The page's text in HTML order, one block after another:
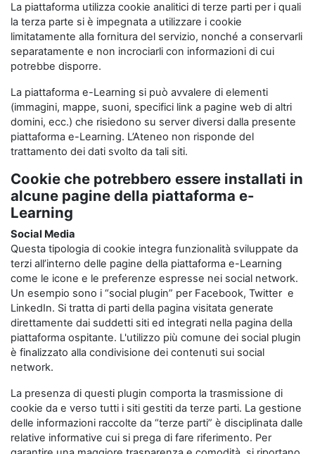
La piattaforma utilizza cookie analitici di terze parti per i quali
la terza parte si è impegnata a utilizzare i cookie
limitatamente alla fornitura del servizio, nonché a conservarli
separatamente e non incrociarli con informazioni di cui
potrebbe disporre.
La piattaforma e-Learning si può avvalere di elementi
(immagini, mappe, suoni, specifici link a pagine web di altri
domini, ecc.) che risiedono su server diversi dalla presente
piattaforma e-Learning. L’Ateneo non risponde del
trattamento dei dati svolto da tali siti.
Cookie che potrebbero essere installati in
alcune pagine della piattaforma e-
Learning
Social Media
Questa tipologia di cookie integra funzionalità sviluppate da
terzi all’interno delle pagine della piattaforma e-Learning
come le icone e le preferenze espresse nei social network.
Un esempio sono i “social plugin” per Facebook, Twitter e
LinkedIn. Si tratta di parti della pagina visitata generate
direttamente dai suddetti siti ed integrati nella pagina della
piattaforma ospitante. L'utilizzo più comune dei social plugin
è finalizzato alla condivisione dei contenuti sui social
network.
La presenza di questi plugin comporta la trasmissione di
cookie da e verso tutti i siti gestiti da terze parti. La gestione
delle informazioni raccolte da “terze parti” è disciplinata dalle
relative informative cui si prega di fare riferimento. Per